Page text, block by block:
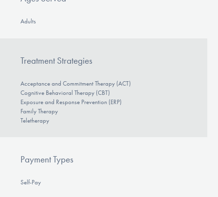
Adults
Treatment Strategies
Acceptance and Commitment Therapy (ACT)
Cognitive Behavioral Therapy (CBT)
Exposure and Response Prevention (ERP)
Family Therapy
Teletherapy
Payment Types
Self-Pay